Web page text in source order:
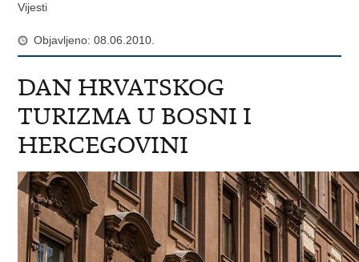
Vijesti
Objavljeno: 08.06.2010.
DAN HRVATSKOG
TURIZMA U BOSNI I
HERCEGOVINI